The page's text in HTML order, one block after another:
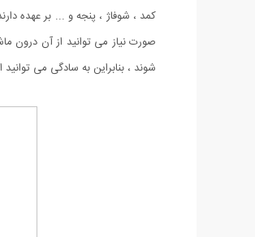
کمد ، شوفاژ ، پنجه و ... بر عهده
صورت نیاز می توانید از آن درون
شوند ، بنابراین به سادگی می توانید